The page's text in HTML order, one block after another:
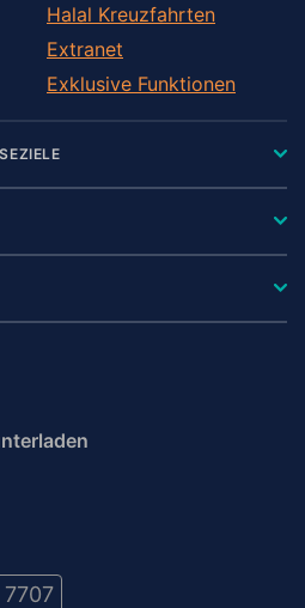
Halal Kreuzfahrten
Extranet
Exklusive Funktionen